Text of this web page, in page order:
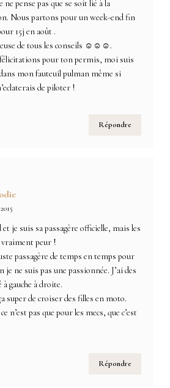
ne pense pas que se soit lié à la
Nous partons pour un week-end fin
15j en août .
de tous les conseils ☺☺☺.
pour ton permis, moi suis
mon fauteuil pulman même si
de piloter !
Répondre
je suis sa passagère officielle, mais les
vraiment peur !
passagère de temps en temps pour
je ne suis pas une passionnée. J’ai des
gauche à droite.
super de croiser des filles en moto.
n’est pas que pour les mecs, que c’est
Répondre